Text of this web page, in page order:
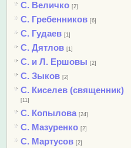
С. Величко [2]
С. Гребенников [6]
С. Гудаев [1]
С. Дятлов [1]
С. и Л. Ершовы [2]
С. Зыков [2]
С. Киселев (священник)
[11]
С. Копылова [24]
С. Мазуренко [2]
С. Мартусов [2]